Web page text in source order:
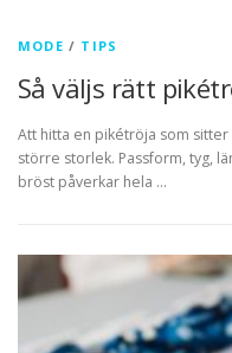
MODE / TIPS
Så väljs rätt
Att hitta en pikétröja som
större storlek. Passform, tyg,
bröst påverkar hela …